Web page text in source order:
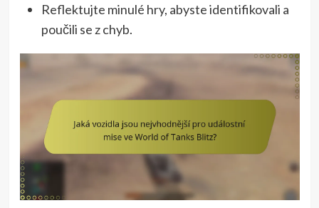
Reflektujte minulé hry, abyste identifikovali a
poučili se z chyb.